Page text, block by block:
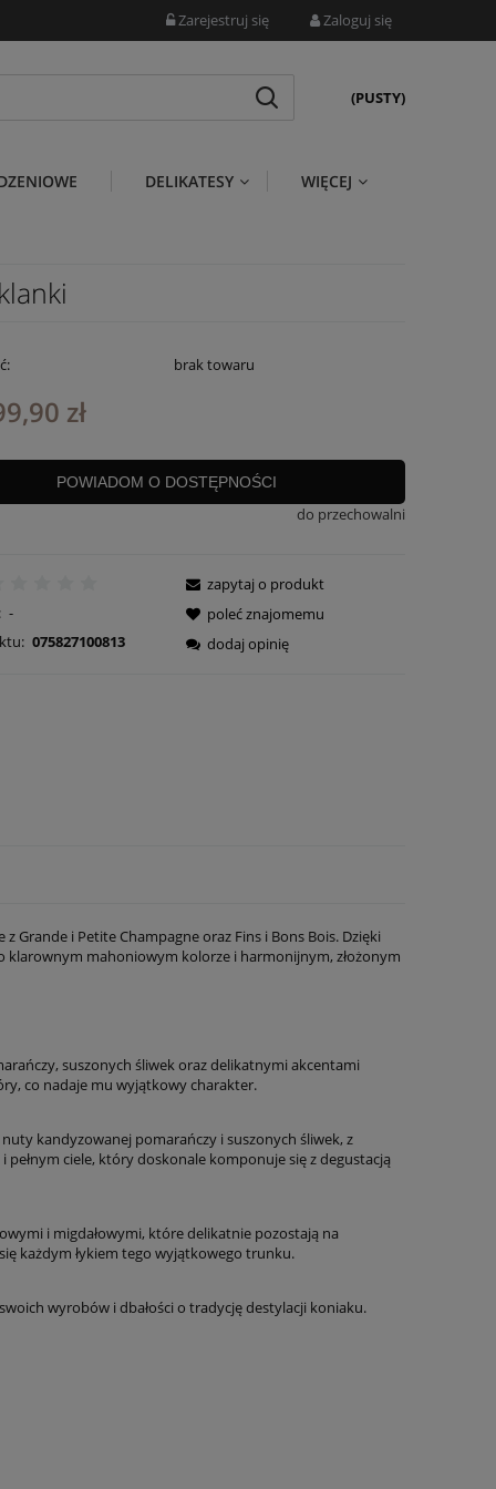
Zarejestruj się Zaloguj się
(PUSTY)
DELIKATESY WIĘCEJ
brak towaru
zł
POWIADOM O DOSTĘPNOŚCI
do przechowalni
-
075827100813
zapytaj o produkt
poleć znajomemu
dodaj opinię
i Petite Champagne oraz Fins i Bons Bois. Dzięki
mahoniowym kolorze i harmonijnym, złożonym
suszonych śliwek oraz delikatnymi akcentami
co nadaje mu wyjątkowy charakter.
kandyzowanej pomarańczy i suszonych śliwek, z
ciele, który doskonale komponuje się z degustacją
i migdałowymi, które delikatnie pozostają na
każdym łykiem tego wyjątkowego trunku.
wyrobów i dbałości o tradycję destylacji koniaku.